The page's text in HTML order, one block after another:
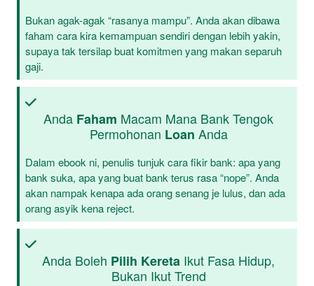
Bukan agak-agak “rasanya mampu”. Anda akan dibawa
faham cara kira kemampuan sendiri dengan lebih yakin,
supaya tak tersilap buat komitmen yang makan separuh
gaji.
Anda Faham Macam Mana Bank Tengok
Permohonan Loan Anda
Dalam ebook ni, penulis tunjuk cara fikir bank: apa yang
bank suka, apa yang buat bank terus rasa “nope”. Anda
akan nampak kenapa ada orang senang je lulus, dan ada
orang asyik kena reject.
Anda Boleh Pilih Kereta Ikut Fasa Hidup,
Bukan Ikut Trend